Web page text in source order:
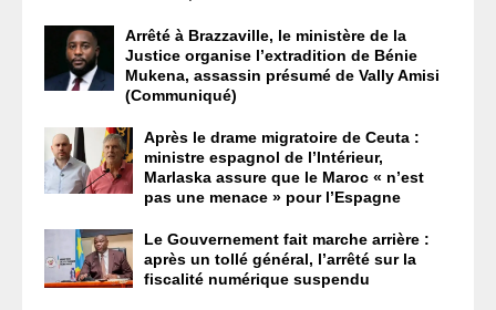
Arrêté à Brazzaville, le ministère de la
Justice organise l’extradition de Bénie
Mukena, assassin présumé de Vally Amisi
(Communiqué)
Après le drame migratoire de Ceuta :
ministre espagnol de l’Intérieur,
Marlaska assure que le Maroc « n’est
pas une menace » pour l’Espagne
Le Gouvernement fait marche arrière :
après un tollé général, l’arrêté sur la
fiscalité numérique suspendu